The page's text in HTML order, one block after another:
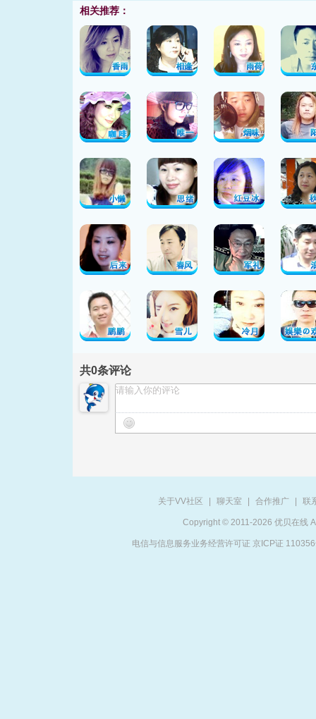
相关推荐：
共0条评论
关于VV社区 聊天室 合作推广 联
Copyright © 2011-2026 优贝在线
电信与信息服务业务经营许可证 京ICP证